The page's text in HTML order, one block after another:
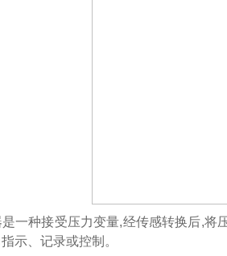
一种接受压力变量,经传感转换后,将
、记录或控制。